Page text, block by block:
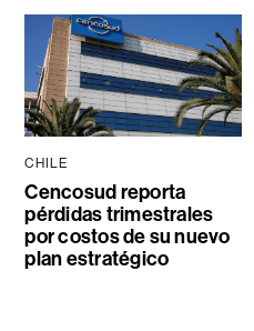
CHILE
Cencosud reporta
pérdidas trimestrales
por costos de su nuevo
plan estratégico